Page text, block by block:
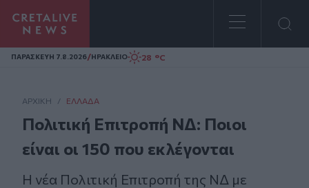
Homepage
ΠΑΡΑΣΚΕΥΗ 7.8.2026/ΗΡΑΚΛΕΙΟ 28 °C
ΑΡΧΙΚΗ / ΕΛΛΆΔΑ
Πολιτική Επιτροπή ΝΔ: Ποιοι
είναι οι 150 που εκλέγονται
Η νέα Πολιτική Επιτροπή της ΝΔ με